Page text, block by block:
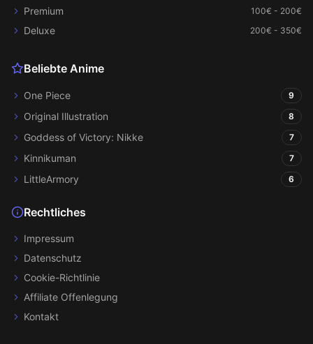
Premium 100€ - 200€
Deluxe 200€ - 350€
Beliebte Anime
One Piece 9
Original Illustration 8
Goddess of Victory: Nikke 7
Kinnikuman 7
LittleArmory 6
Rechtliches
Impressum
Datenschutz
Cookie-Richtlinie
Affiliate Offenlegung
Kontakt